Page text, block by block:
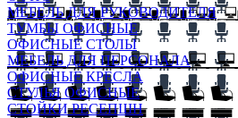
МЕБЕЛЬ ДЛЯ РУКОВОДИТЕЛЯ
ТУМБЫ ОФИСНЫЕ
ОФИСНЫЕ СТОЛЫ
МЕБЕЛЬ ДЛЯ ПЕРСОНАЛА
ОФИСНЫЕ КРЕСЛА
СТУЛЬЯ ОФИСНЫЕ
СТОЙКИ РЕСЕПШН